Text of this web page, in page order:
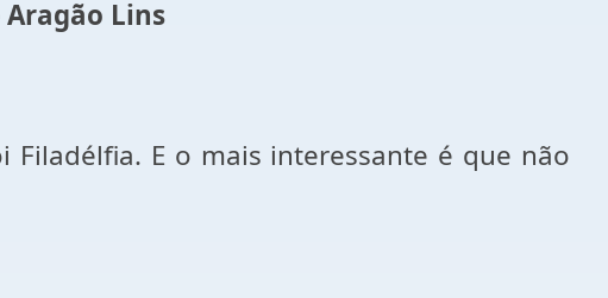
Lins
E o mais interessante é que não